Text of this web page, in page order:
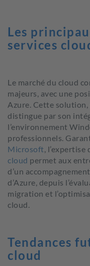
Les
services
Le marché du cloud
majeurs, avec une
Azure. Cette
distingue par son
l’environnement
professionnels.
Microsoft, l’expertise
cloud permet aux
d’un
d’Azure, depuis
migration et
cloud.
Tendances
cloud